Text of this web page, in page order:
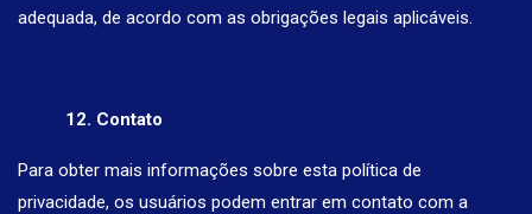
adequada, de acordo com as obrigações legais aplicáveis.
12. Contato
Para obter mais informações sobre esta política de
privacidade, os usuários podem entrar em contato com a